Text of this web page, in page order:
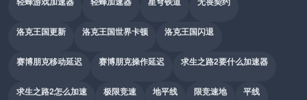
洛克王国更新 洛克王国世界卡顿 洛克王国闪退
赛博朋克移动延迟 赛博朋克操作延迟 求生之路2要什么加速器
求生之路2怎么加速 极限竞速 地平线 限竞速地 平线